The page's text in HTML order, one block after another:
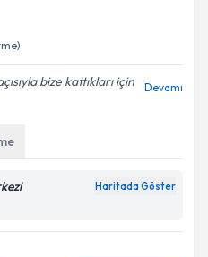
bize kattıkları için
Devamı
Haritada Göster